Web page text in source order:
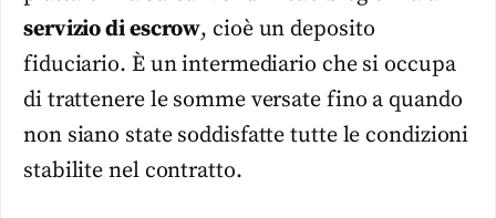
servizio di escrow, cioè un deposito
fiduciario. È un intermediario che si occupa
di trattenere le somme versate fino a quando
non siano state soddisfatte tutte le condizioni
stabilite nel contratto.